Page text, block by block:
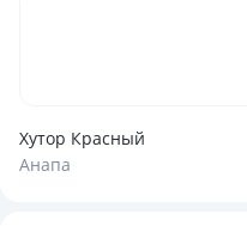
Хутор Красный
Анапа